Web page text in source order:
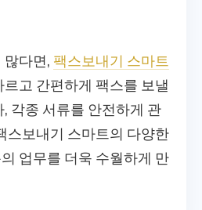
많다면, 팩스보내기 스마트
고 간편하게 팩스를 보낼
각종 서류를 안전하게 관
스보내기 스마트의 다양한
업무를 더욱 수월하게 만